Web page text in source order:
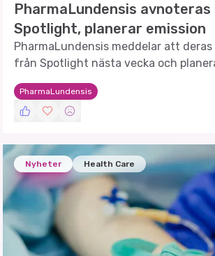
PharmaLundensis
Spotlight, planerar emission
PharmaLundensis meddelar att
från Spotlight nästa vecka och
företrädesemission för befintliga
PharmaLundensis
Nyheter Health Care